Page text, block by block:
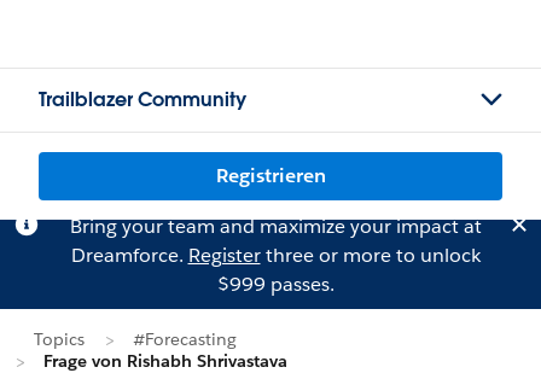
Trailblazer Community
Registrieren
Bring your team and maximize your impact at
Dreamforce. Registerthree or more to unlock
$999 passes.
Topics
#Forecasting
Frage von Rishabh Shrivastava